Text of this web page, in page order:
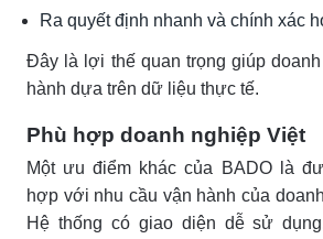
Ra quyết định nhanh và chính xác
Đây là lợi thế quan trọng giúp
hành dựa trên dữ liệu thực tế.
Phù hợp doanh nghiệp Việt
Một ưu điểm khác của BADO là
hợp với nhu cầu vận hành của
Hệ thống có giao diện dễ sử